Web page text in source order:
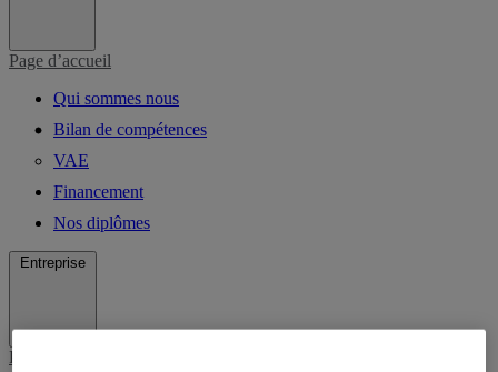
Page d’accueil
Qui sommes nous
Bilan de compétences
VAE
Financement
Nos diplômes
Entreprise
Page d’accueil